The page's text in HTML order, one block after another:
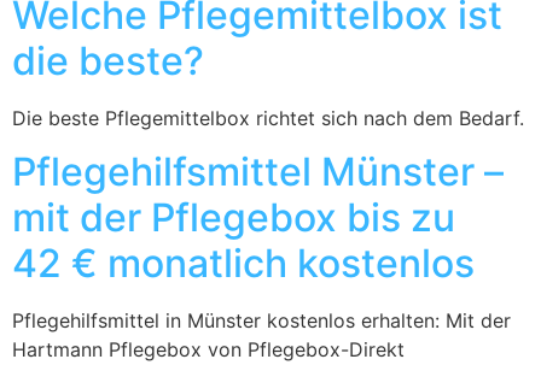
Welche Pflegemittelbox ist
die beste?
Die beste Pflegemittelbox richtet sich nach dem Bedarf.
Pflegehilfsmittel Münster –
mit der Pflegebox bis zu
42 € monatlich kostenlos
Pflegehilfsmittel in Münster kostenlos erhalten: Mit der
Hartmann Pflegebox von Pflegebox-Direkt